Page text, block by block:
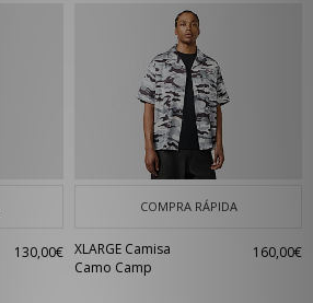
130,00€
COMPRA RÁPIDA
XLARGE Camisa
Camo Camp
160,00€